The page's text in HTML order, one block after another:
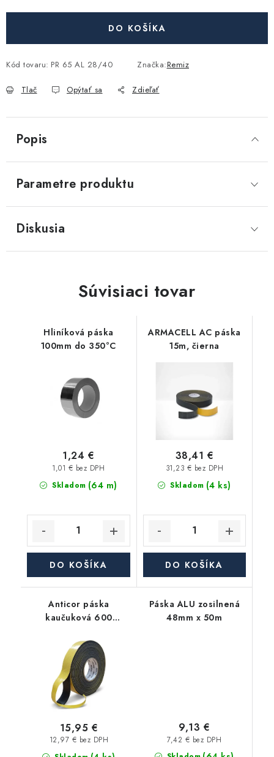
Podmienky ochrany osobných údajov
Obchodné podmienky požičovne náradia
DO KOŠÍKA
Kód tovaru: PR 65 AL 28/40 Značka:Remiz
Tlač Opýtať sa Zdieľať
Popis
Parametre produktu
Diskusia
Súvisiaci tovar
Hliníková páska
100mm do 350°C
Skladom (64 m)
1,01 € bez DPH
1,24 €
DO KOŠÍKA
ARMACELL AC páska
15m, čierna
Skladom (4 ks)
31,23 € bez DPH
38,41 €
DO KOŠÍKA
Anticor páska
kaučuková 600
15m, čierna
12,97 € bez DPH
15,95 €
Páska ALU zosilnená
48mm x 50m
7,42 € bez DPH
9,13 €